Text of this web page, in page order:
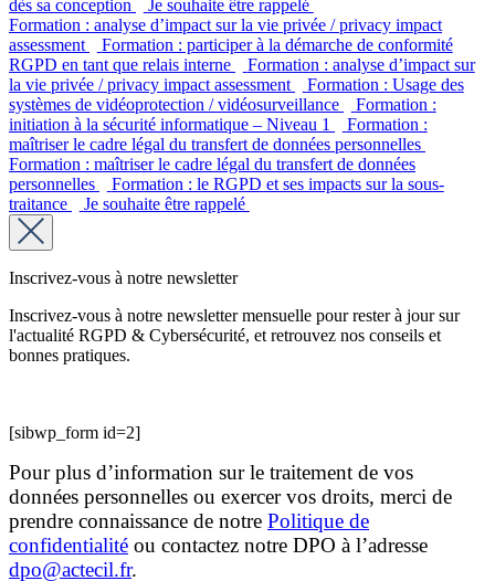
dès sa conception
Je souhaite être rappelé
Formation : analyse d’impact sur la vie privée / privacy impact
assessment
Formation : participer à la démarche de conformité
RGPD en tant que relais interne
Formation : analyse d’impact sur
la vie privée / privacy impact assessment
Formation : Usage des
systèmes de vidéoprotection / vidéosurveillance
Formation :
initiation à la sécurité informatique – Niveau 1
Formation :
maîtriser le cadre légal du transfert de données personnelles
Formation : maîtriser le cadre légal du transfert de données
personnelles
Formation : le RGPD et ses impacts sur la sous-
traitance
Je souhaite être rappelé
Inscrivez-vous à notre newsletter
Inscrivez-vous à notre newsletter mensuelle pour rester à jour sur
l'actualité RGPD & Cybersécurité, et retrouvez nos conseils et
bonnes pratiques.
[sibwp_form id=2]
Pour plus d’information sur le traitement de vos
données personnelles ou exercer vos droits, merci de
prendre connaissance de notre Politique de
confidentialité ou contactez notre DPO à l’adresse
dpo@actecil.fr.